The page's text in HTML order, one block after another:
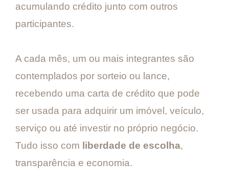
acumulando crédito junto com outros
participantes.
A cada mês, um ou mais integrantes são
contemplados por sorteio ou lance,
recebendo uma carta de crédito que pode
ser usada para adquirir um imóvel, veículo,
serviço ou até investir no próprio negócio.
Tudo isso com liberdade de escolha,
transparência e economia.